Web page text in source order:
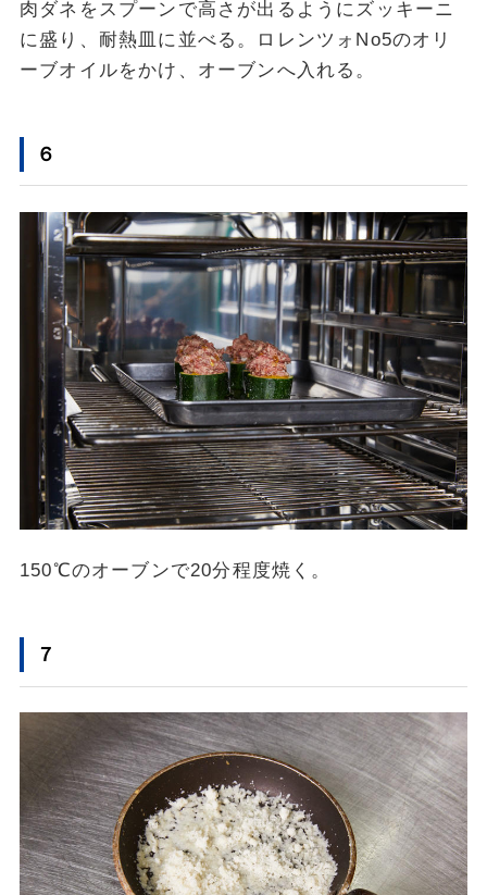
肉ダネをスプーンで高さが出るようにズッキーニ
に盛り、耐熱皿に並べる。ロレンツォNo5のオリ
ーブオイルをかけ、オーブンへ入れる。
６
150℃のオーブンで20分程度焼く。
７